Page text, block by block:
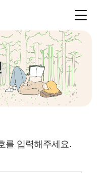
를 입력해주세요.